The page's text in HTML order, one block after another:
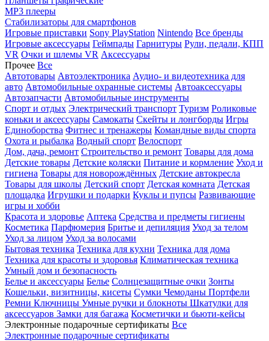
MP3 плееры
Стабилизаторы для смартфонов
Игровые приставки Sony PlayStation Nintendo Все бренды
Игровые аксессуары Геймпады Гарнитуры Рули, педали, КПП
VR Очки и шлемы VR Аксессуары
Прочее Все
Автотовары Автоэлектроника Аудио- и видеотехника для
авто Автомобильные охранные системы Автоаксессуары
Автозапчасти Автомобильные инструменты
Спорт и отдых Электрический транспорт Туризм Роликовые
коньки и аксессуары Самокаты Скейты и лонгборды Игры
Единоборства Фитнес и тренажеры Командные виды спорта
Охота и рыбалка Водный спорт Велоспорт
Дом, дача, ремонт Строительство и ремонт Товары для дома
Детские товары Детские коляски Питание и кормление Уход и
гигиена Товары для новорождённых Детские автокресла
Товары для школы Детский спорт Детская комната Детская
площадка Игрушки и подарки Куклы и пупсы Развивающие
игры и хобби
Красота и здоровье Аптека Средства и предметы гигиены
Косметика Парфюмерия Бритье и депиляция Уход за телом
Уход за лицом Уход за волосами
Бытовая техника Техника для кухни Техника для дома
Техника для красоты и здоровья Климатическая техника
Умный дом и безопасность
Белье и аксессуары Белье Солнцезащитные очки Зонты
Кошельки, визитницы, кисеты Сумки Чемоданы Портфели
Ремни Ключницы Умные ручки и блокноты Шкатулки для
аксессуаров Замки для багажа Косметички и бьюти-кейсы
Электронные подарочные сертификаты Все
Электронные подарочные сертификаты